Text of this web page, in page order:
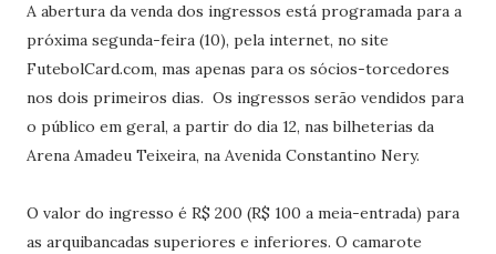
A abertura da venda dos ingressos está programada para a
próxima segunda-feira (10), pela internet, no site
FutebolCard.com, mas apenas para os sócios-torcedores
nos dois primeiros dias. Os ingressos serão vendidos para
o público em geral, a partir do dia 12, nas bilheterias da
Arena Amadeu Teixeira, na Avenida Constantino Nery.
O valor do ingresso é R$ 200 (R$ 100 a meia-entrada) para
as arquibancadas superiores e inferiores. O camarote